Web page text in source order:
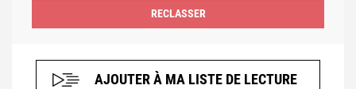
AJOUTER À MA LISTE DE LECTURE